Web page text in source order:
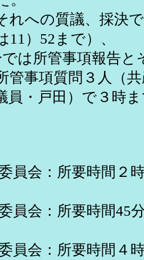
への質議、採決
）52まで）、
は所管事項報告と
管事項質問３人（
員・戸田）で３時
員会：所要時間２
員会：所要時間45
員会：所要時間４